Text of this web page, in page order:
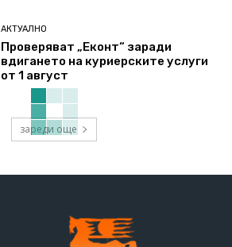
АКТУАЛНО
Проверяват „Еконт“ заради
вдигането на куриерските услуги
от 1 август
зареди още